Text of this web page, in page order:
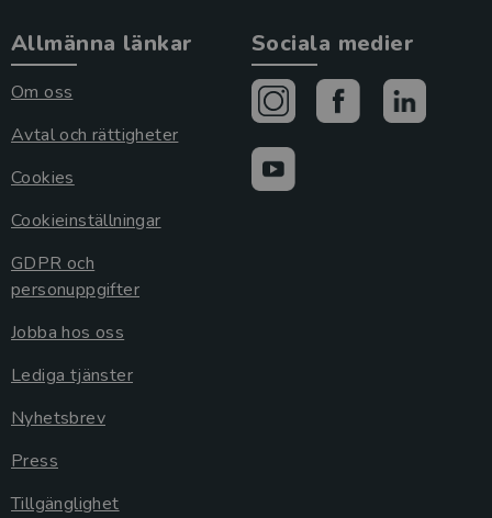
Allmänna länkar
Om oss
Avtal och rättigheter
Cookies
Cookieinställningar
GDPR och
personuppgifter
Jobba hos oss
Lediga tjänster
Nyhetsbrev
Press
Tillgänglighet
Sociala medier